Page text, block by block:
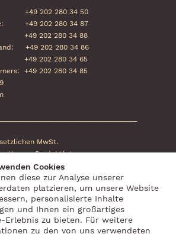
+49 202 280 34 50
+49 202 280 34 87
+49 202 280 34 88
+49 202 280 34 86
+49 202 280 34 65
+49 202 280 34 85
MwSt.
Unsere Produktfotos
vomCookies
diese zur Analyse unserer
platzieren, um unsere Website
personalisierte Inhalte
und Ihnen ein großartiges
Erlebnis zu bieten. Für weitere
zu den von uns verwendeten